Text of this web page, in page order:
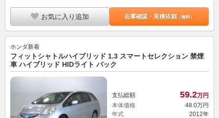
お気に入り追加 在庫確認・見積依頼（無料）
ホンダ新着
フィットシャトルハイブリッド 1.3 スマートセレクション 禁煙
車 ハイブリッド HIDライト バック
支払総額 59.2万円
本体価格
48. 0万円
年式
2012年